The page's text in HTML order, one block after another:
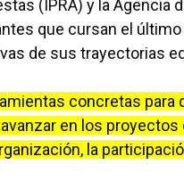
(IPRA) y la Agencia
que cursan el
de sus trayectorias
concretas
en los
la